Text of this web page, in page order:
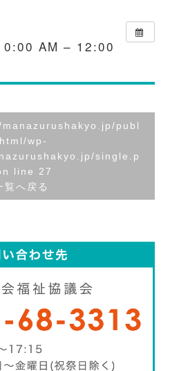
AM – 12:00
publ
wp-
single.p
line 27
覧へ戻る